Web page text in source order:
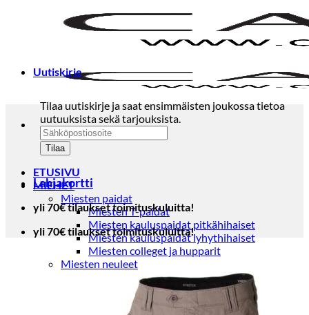
ETUSIVU
MIEHET
Miesten paidat
Miesten T-paidat
Miesten kauluspaidat pitkähihaiset
Miesten kauluspaidat lyhythihaiset
Miesten colleget ja hupparit
Miesten neuleet
Miesten neulepuserot
Miesten neuletakit
Puvut ja blazerit
Uutiskirje
Tilaa uutiskirje ja saat ensimmäisten joukossa tietoa
uutuuksista sekä tarjouksista.
Lahjakortti
yli 70€ tilaukset toimituskuluitta!
yli 70€ tilaukset toimituskuluitta!